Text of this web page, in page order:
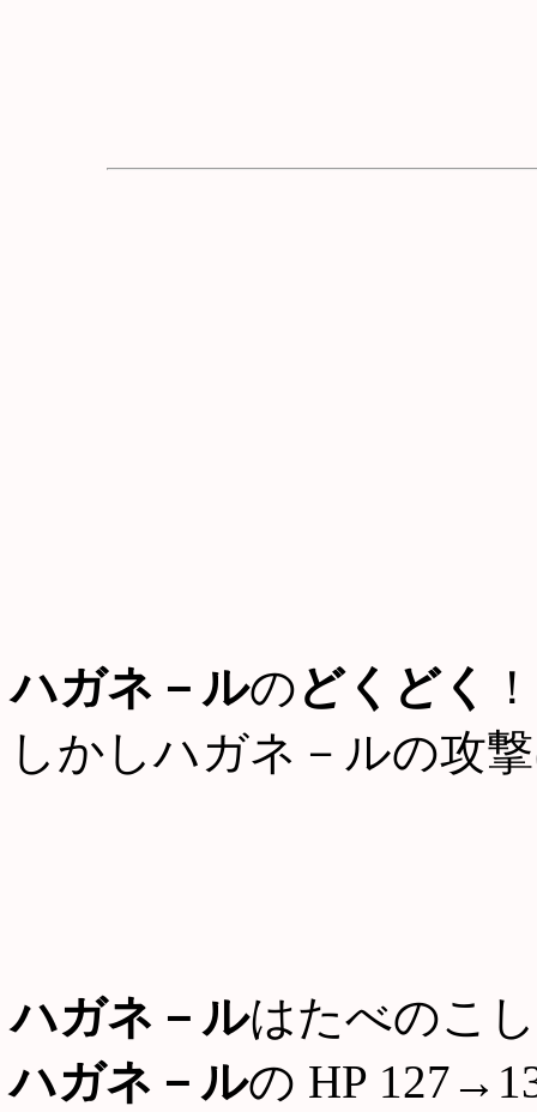
ハガネ－ルのどくどく
！
しかしハガネ－ルの攻
ハガネ－ルはたべのこ
ハガネ－ルの HP